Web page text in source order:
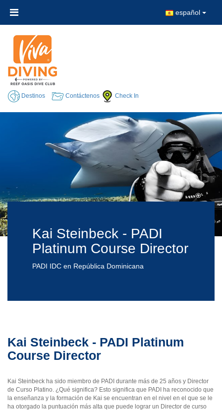
español
Destinos Contáctenos Check In
Kai Steinbeck - PADI
Platinum Course Director
PADI IDC en República Dominicana
Kai Steinbeck - PADI Platinum
Course Director
Kai Steinbeck ha sido miembro de PADI durante más de 25 años y Director
de Curso Platino. ¿Qué significa? Esto significa que PADI ha reconocido que
la enseñanza y la formación de Kai se encuentran en el nivel en el que se le
ha otorgado la puntuación más alta que puede lograr un Director de curso